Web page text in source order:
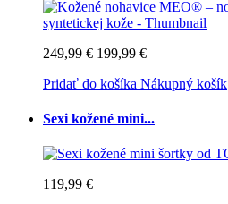
249,99 € 199,99 €
Pridať do košíka Nákupný košík
Sexi kožené mini...
119,99 €